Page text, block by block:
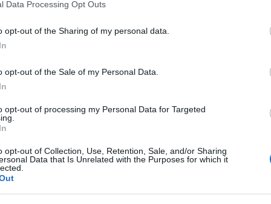
Data Processing Opt Outs
opt-out of the Sharing of my personal data.
opt-out of the Sale of my Personal Data.
opt-out of processing my Personal Data for Targeted
opt-out of Collection, Use, Retention, Sale, and/or Sharing
Data that Is Unrelated with the Purposes for which it
Parker multiinstrumentalista-dalszerző-énekes egotripje
hálószobaprojektjeként indult, a zenész szólóban rögzített
elképesztő, hogy még tíz év sem telt el azóta, akkor a
ma pedig már nyoma sincsen), majd amikor egy év múlva
mellé két zenészt, a basszusgitáros
utóbbi tagja a zenekarnak). Ebben az évben jelent meg a Tame
amit Parker majdnem egyedül, Watson társaságában vett
idején, a
bár ami
ezt a